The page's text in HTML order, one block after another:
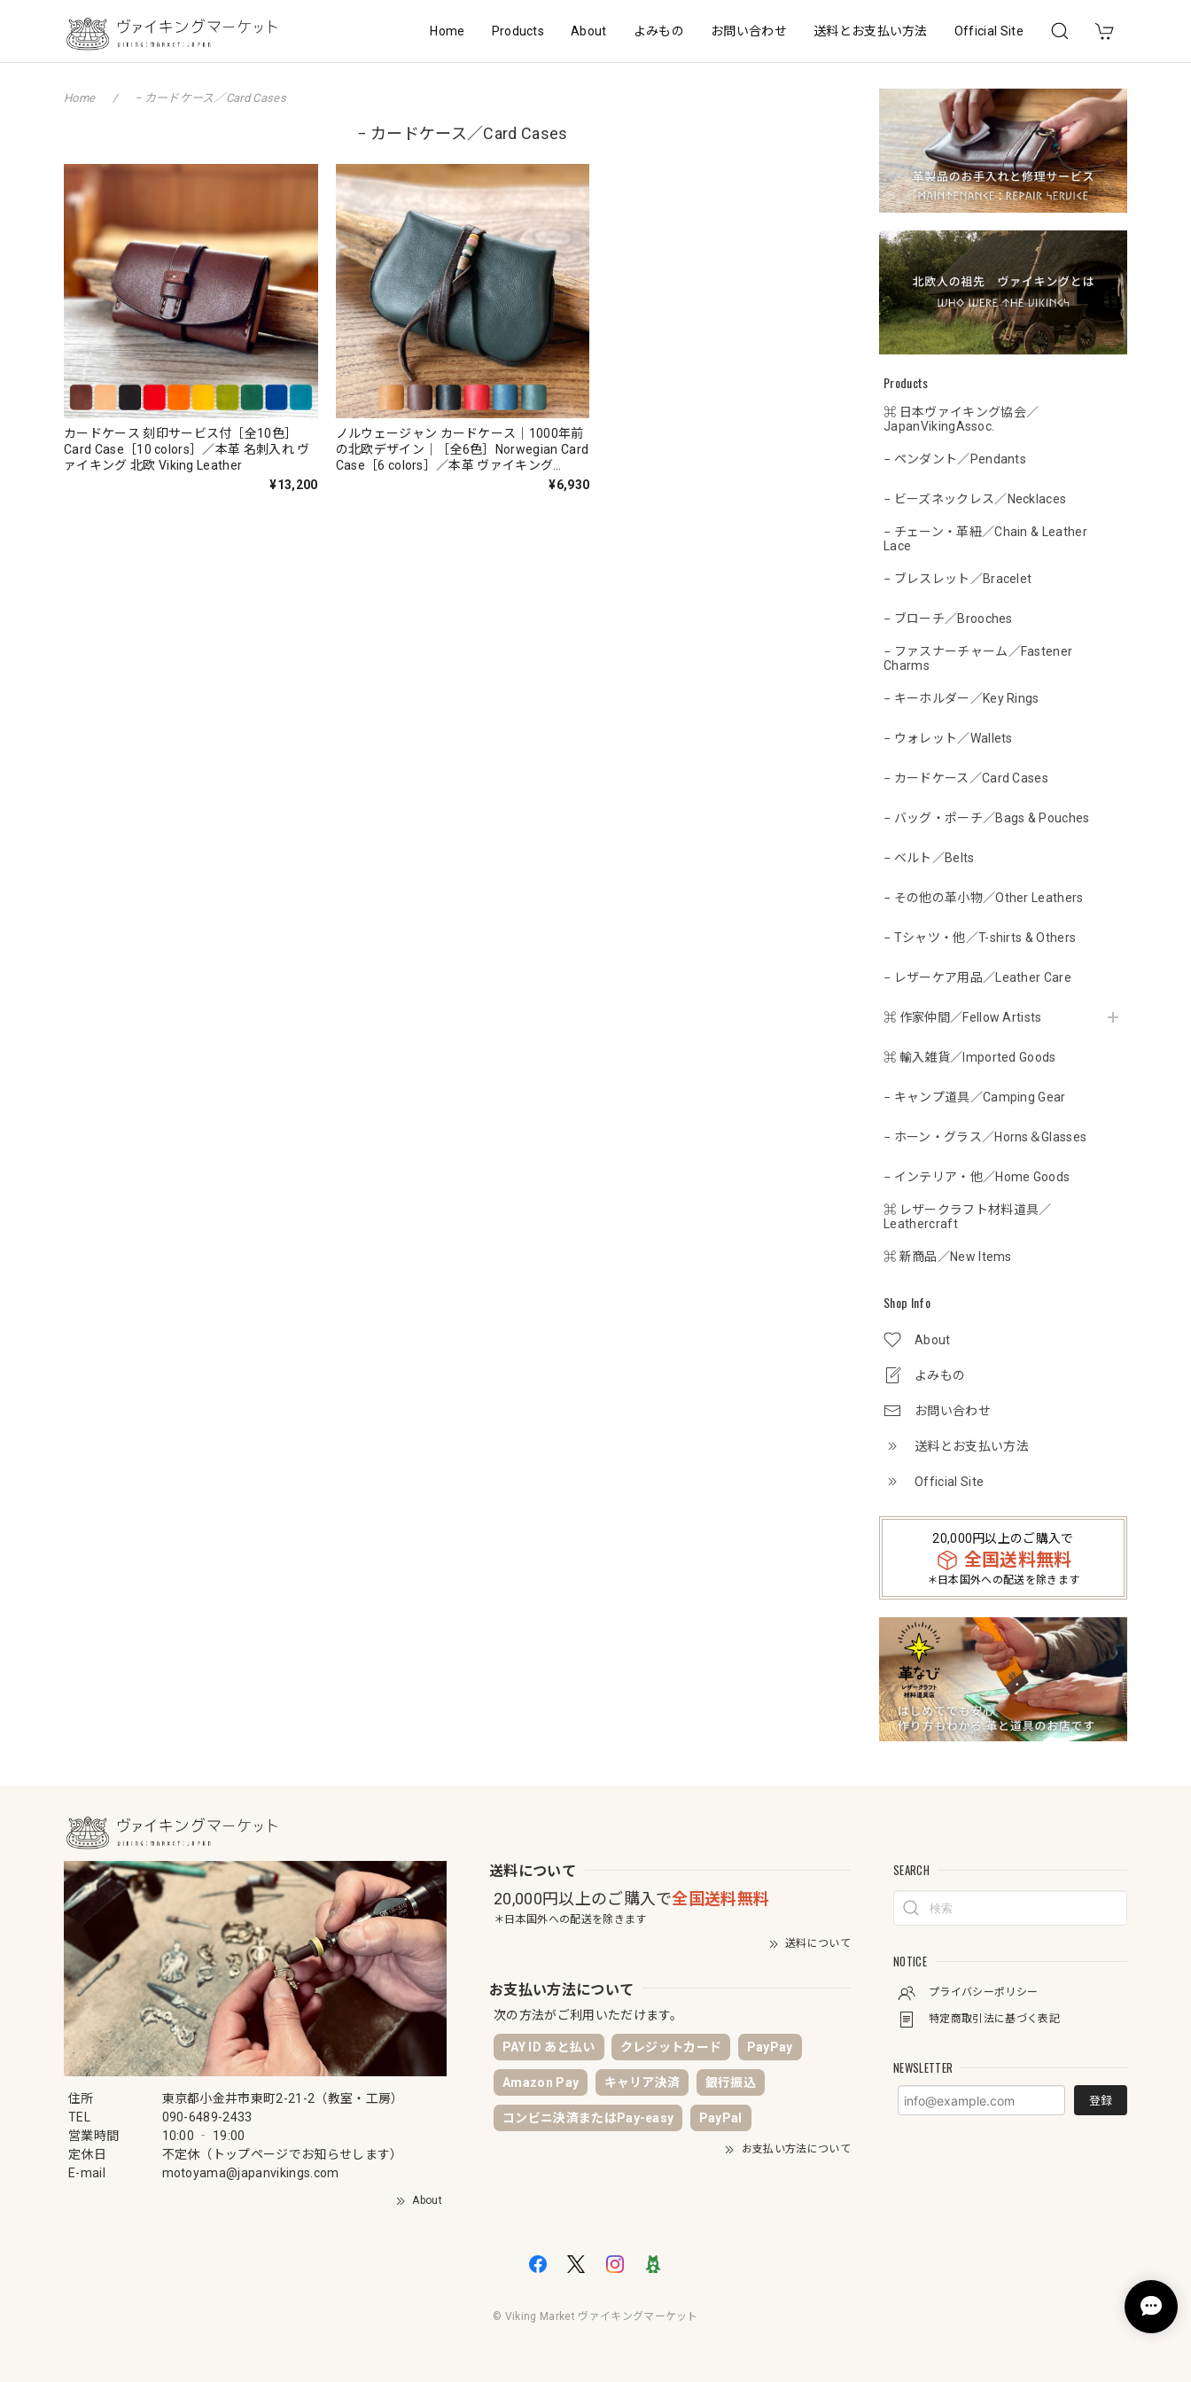
Home Products About よみもの お問い合わせ 送料とお支払い方法 Official Site
Products
⌘ 日本ヴァイキング協会／
JapanVikingAssoc.
− ペンダント／Pendants
− ビーズネックレス／Necklaces
− チェーン・革紐／Chain & Leather
Lace
− ブレスレット／Bracelet
− ブローチ／Brooches
− ファスナーチャーム／Fastener
Charms
− キーホルダー／Key Rings
− ウォレット／Wallets
− カードケース／Card Cases
− バッグ・ポーチ／Bags & Pouches
− ベルト／Belts
− その他の革小物／Other Leathers
− Tシャツ・他／T-shirts & Others
− レザーケア用品／Leather Care
⌘ 作家仲間／Fellow Artists
⌘ 輸入雑貨／Imported Goods
− キャンプ道具／Camping Gear
− ホーン・グラス／Horns＆Glasses
− インテリア・他／Home Goods
⌘ レザークラフト材料道具／
Leathercraft
⌘ 新商品／New Items
Shop Info
About
よみもの
お問い合わせ
送料とお支払い方法
Official Site
20,000円以上のご購入で
全国送料無料
＊日本国外への配送を除きます
Home − カードケース／Card Cases
− カードケース／Card Cases
カードケース 刻印サービス付［全10色］
Card Case［10 colors］／本革 名刺入れ ヴ
ァイキング 北欧 Viking Leather
¥13,200
ノルウェージャン カードケース｜1000年前
の北欧デザイン｜［全6色］Norwegian Card
Case［6 colors］／本革 ヴァイキング
¥6,930
住所
東京都小金井市東町2-21-2（教室・工房）
TEL
090-6489-2433
営業時間
10:00 ‐ 19:00
定休日
不定休（トップページでお知らせします）
E-mail
motoyama@japanvikings.com
About
送料について
20,000円以上のご購入で全国送料無料
＊日本国外への配送を除きます
送料について
お支払い方法について
次の方法がご利用いただけます。
PAY ID あと払い クレジットカード PayPay
Amazon Pay キャリア決済 銀行振込
コンビニ決済またはPay-easy PayPal
お支払い方法について
SEARCH
NOTICE
プライバシーポリシー
特定商取引法に基づく表記
NEWSLETTER
登録
© Viking Market ヴァイキングマーケット